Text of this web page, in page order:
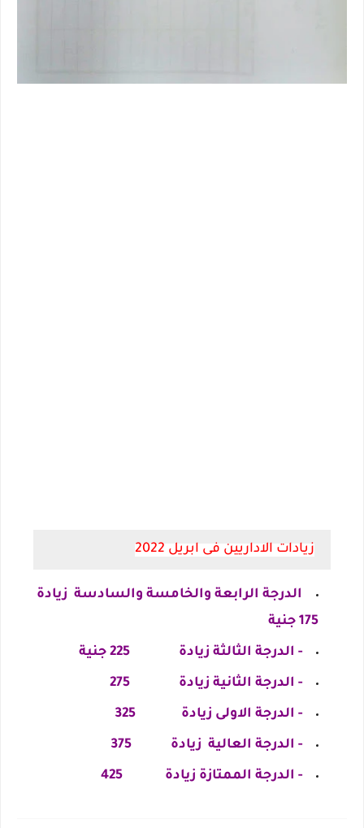
زيادات الاداريين فى ابريل 2022
الدرجة الرابعة والخامسة والسادسة زيادة
175 جنية
- الدرجة الثالثة زيادة 225 جنية
- الدرجة الثانية زيادة 275
- الدرجة الاولى زيادة 325
- الدرجة العالية زيادة 375
- الدرجة الممتازة زيادة 425